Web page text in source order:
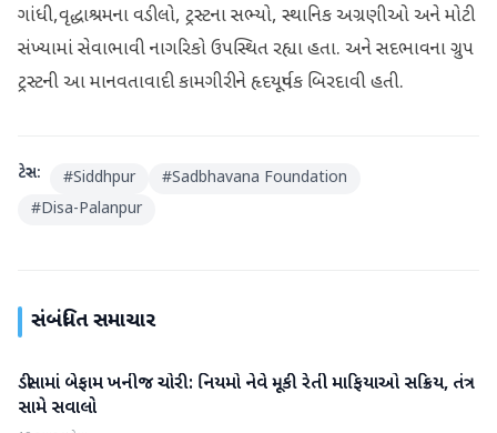
ગાંધી,વૃદ્ધાશ્રમના વડીલો, ટ્રસ્ટના સભ્યો, સ્થાનિક અગ્રણીઓ અને મોટી
સંખ્યામાં સેવાભાવી નાગરિકો ઉપસ્થિત રહ્યા હતા. અને સદભાવના ગ્રુપ
ટ્રસ્ટની આ માનવતાવાદી કામગીરીને હૃદયપૂર્વક બિરદાવી હતી.
ટેગ્સ: #Siddhpur #Sadbhavana Foundation
#Disa-Palanpur
સંબંધિત સમાચાર
બનાસકાંઠા
ડીસામાં બેફામ ખનીજ ચોરી: નિયમો નેવે મૂકી રેતી માફિયાઓ સક્રિય, તંત્ર
સામે સવાલો